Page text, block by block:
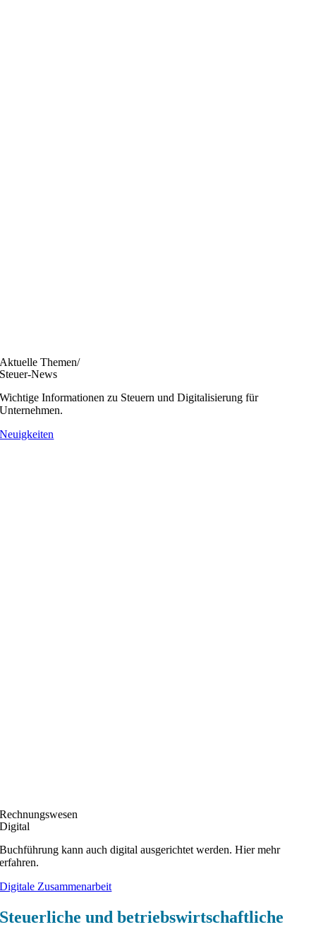
Aktuelle Themen/
Steuer-News
Wichtige Informationen zu Steuern und Digitalisierung für
Unternehmen.
Neuigkeiten
Rechnungswesen
Digital
Buchführung kann auch digital ausgerichtet werden. Hier mehr
erfahren.
Digitale Zusammenarbeit
Steuerliche und betriebswirtschaftliche